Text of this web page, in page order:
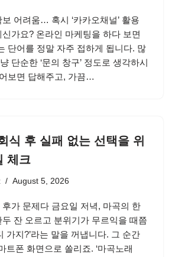
어려움… 혹시 ‘카카오채널’ 활용
가요? 온라인 마케팅을 하다 보면
단어를 정말 자주 접하게 됩니다. 많
단순한 ‘문의 창구’ 정도로 생각하시
보면 답해주고, 가끔…
식 후 실패 없는 선택을 위
체크
August 5, 2026
가 문제다 금요일 저녁, 마곡의 한
잔 오르고 분위기가 무르익을 때쯤
가지?’라는 말을 꺼냅니다. 그 순간
트폰 화면으로 쏠리죠. ‘마곡노래